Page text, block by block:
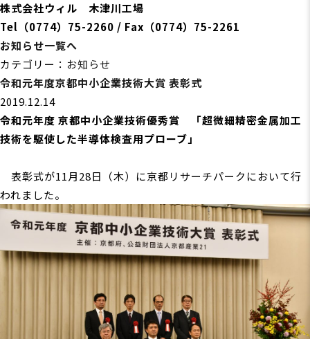
株式会社ウィル 木津川工場
Tel（0774）75-2260 / Fax（0774）75-2261
お知らせ一覧へ
カテゴリー： お知らせ
令和元年度京都中小企業技術大賞 表彰式
2019.12.14
令和元年度 京都中小企業技術優秀賞 「超微細精密金属加工
技術を駆使した半導体検査用プローブ」
表彰式が11月28日（木）に京都リサーチパークにおいて行
われました。